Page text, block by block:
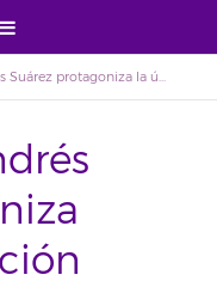
El cantautor Andrés Suárez protagoniza la última actuación de 2024 en el Paraninfo de la ULL